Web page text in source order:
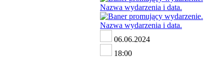
06.06.2024
18:00